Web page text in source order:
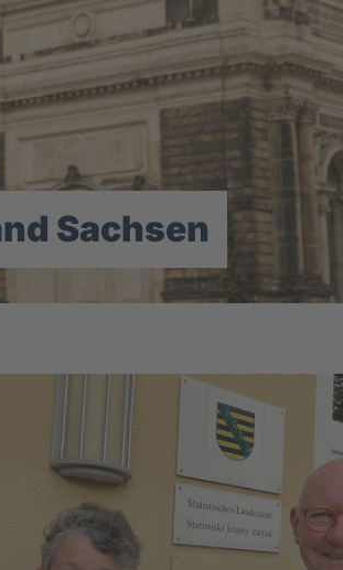
Sachsen